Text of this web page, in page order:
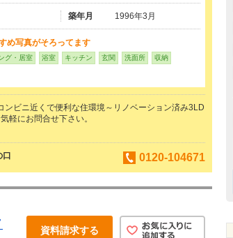
築年月 1996年3月
め写真がそろってます
グ・居室 浴室 キッチン 玄関 洗面所 収納
ンビニ近くで便利な住環境～リノベーション済み3LD
軽にお問合せ下さい。
口 0120-104671
資料請求する